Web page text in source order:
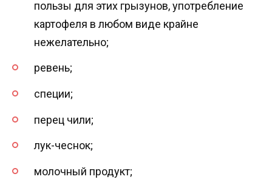
пользы для этих грызунов, употребление
картофеля в любом виде крайне
нежелательно;
ревень;
специи;
перец чили;
лук-чеснок;
молочный продукт;